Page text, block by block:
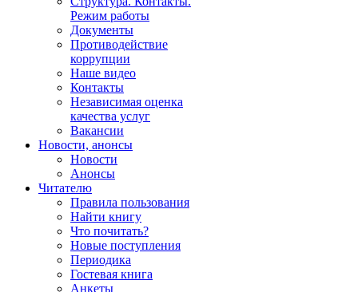
Режим работы
Документы
Противодействие
коррупции
Наше видео
Контакты
Независимая оценка
качества услуг
Вакансии
Новости, анонсы
Новости
Анонсы
Читателю
Правила пользования
Найти книгу
Что почитать?
Новые поступления
Периодика
Гостевая книга
Анкеты